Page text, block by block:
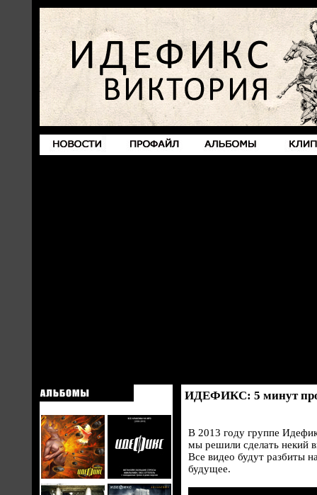
ИДЕФИКС: 5 минут про
В 2013 году группе
мы решили сделать некий
Все видео будут разбиты
будущее.